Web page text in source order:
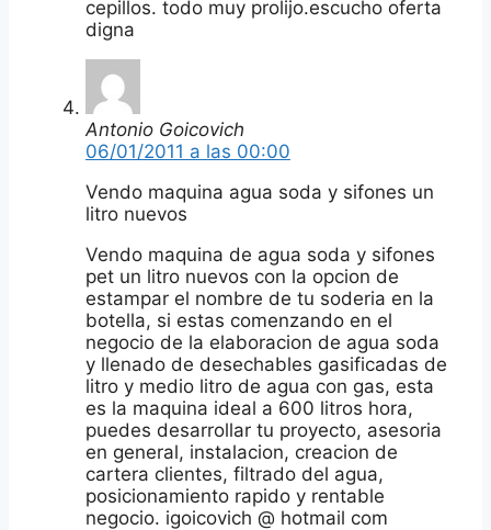
cepillos. todo muy prolijo.escucho oferta
digna
Antonio Goicovich
06/01/2011 a las 00:00
Vendo maquina agua soda y sifones un
litro nuevos
Vendo maquina de agua soda y sifones
pet un litro nuevos con la opcion de
estampar el nombre de tu soderia en la
botella, si estas comenzando en el
negocio de la elaboracion de agua soda
y llenado de desechables gasificadas de
litro y medio litro de agua con gas, esta
es la maquina ideal a 600 litros hora,
puedes desarrollar tu proyecto, asesoria
en general, instalacion, creacion de
cartera clientes, filtrado del agua,
posicionamiento rapido y rentable
negocio. igoicovich @ hotmail com